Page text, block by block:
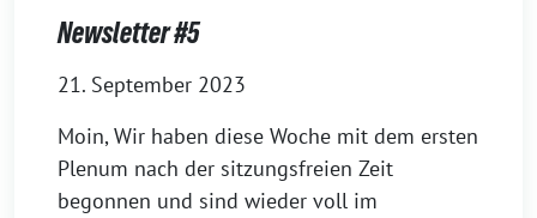
Newsletter #5
21. September 2023
Moin, Wir haben diese Woche mit dem ersten
Plenum nach der sitzungsfreien Zeit
begonnen und sind wieder voll im